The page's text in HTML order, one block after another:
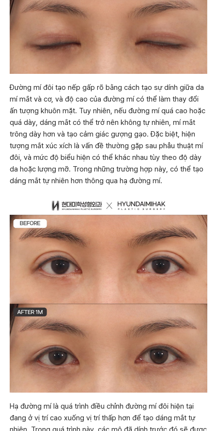
Đường mí đôi tạo nếp gấp rõ bằng cách tạo sự dính giữa da
mí mắt và cơ, và độ cao của đường mí có thể làm thay đổi
ấn tượng khuôn mặt. Tuy nhiên, nếu đường mí quá cao hoặc
quá dày, dáng mắt có thể trở nên không tự nhiên, mí mắt
trông dày hơn và tạo cảm giác gượng gạo. Đặc biệt, hiện
tượng mắt xúc xích là vấn đề thường gặp sau phẫu thuật mí
đôi, và mức độ biểu hiện có thể khác nhau tùy theo độ dày
da hoặc lượng mỡ. Trong những trường hợp này, có thể tạo
dáng mắt tự nhiên hơn thông qua hạ đường mí.
Hạ đường mí là quá trình điều chỉnh đường mí đôi hiện tại
đang ở vị trí cao xuống vị trí thấp hơn để tạo dáng mắt tự